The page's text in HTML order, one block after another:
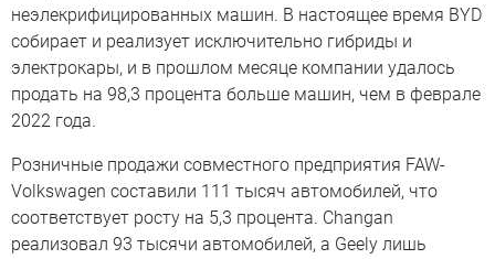
неэлекрифицированных машин. В настоящее время BYD
собирает и реализует исключительно гибриды и
электрокары, и в прошлом месяце компании удалось
продать на 98,3 процента больше машин, чем в феврале
2022 года.
Розничные продажи совместного предприятия FAW-
Volkswagen составили 111 тысяч автомобилей, что
соответствует росту на 5,3 процента. Changan
реализовал 93 тысячи автомобилей, а Geely лишь